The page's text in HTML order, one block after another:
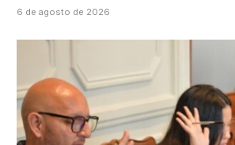
6 de agosto de 2026